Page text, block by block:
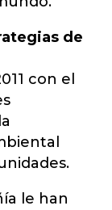
de
con el
le han